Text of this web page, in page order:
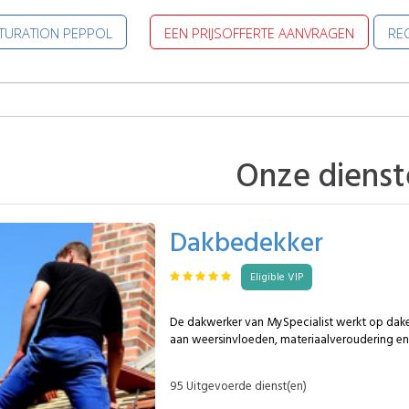
PEPPOL EEN PRIJSOFFERTE AANVRAGEN
Onze
Dakbedekker
Eligible VIP
De dakwerker van MySpecialist werkt op
aan weersinvloeden, materiaalveroudering
wat een MySpecialist professional kan opnemen:
95 Uitgevoerde dienst(en)